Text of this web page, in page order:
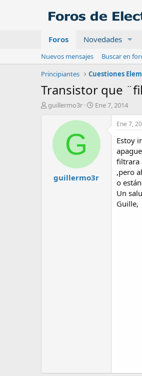
Foros Novedades
Nuevos mensajes
Buscar en
Principiantes
Cuestiones
Transistor que
A
guillermo3r
F
h
e
n
Ene 7, 2014
G
guillermo3r
Ene 7,
Estoy
filtrara
,pero
o
Un
Guille,